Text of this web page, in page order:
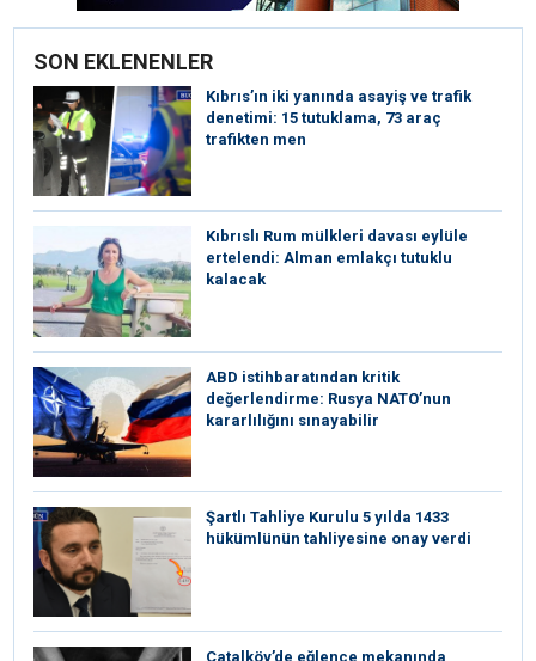
SON EKLENENLER
Kıbrıs’ın iki yanında asayiş ve trafik
denetimi: 15 tutuklama, 73 araç
trafikten men
Kıbrıslı Rum mülkleri davası eylüle
ertelendi: Alman emlakçı tutuklu
kalacak
ABD istihbaratından kritik
değerlendirme: Rusya NATO’nun
kararlılığını sınayabilir
Şartlı Tahliye Kurulu 5 yılda 1433
hükümlünün tahliyesine onay verdi
Çatalköy’de eğlence mekanında